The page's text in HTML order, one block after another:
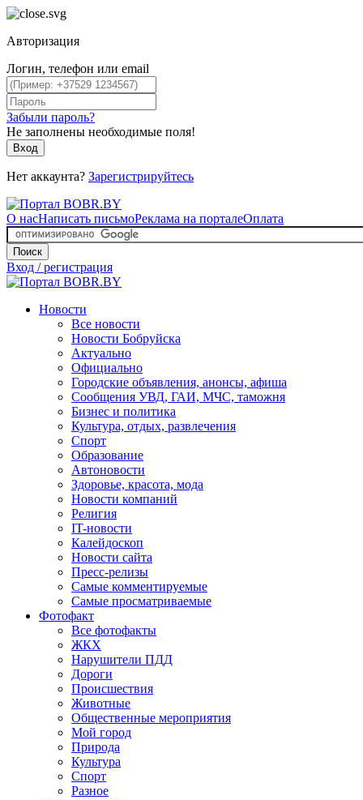
Авторизация
Логин, телефон или email
Забыли пароль?
Не заполнены необходимые поля!
Вход
Нет аккаунта? Зарегистрируйтесь
О насНаписать письмоРеклама на порталеОплата
Поиск
Вход / регистрация
Новости
Все новости
Новости Бобруйска
Актуально
Официально
Городские объявления, анонсы, афиша
Сообщения УВД, ГАИ, МЧС, таможня
Бизнес и политика
Культура, отдых, развлечения
Спорт
Образование
Автоновости
Здоровье, красота, мода
Новости компаний
Религия
IT-новости
Калейдоскоп
Новости сайта
Пресс-релизы
Самые комментируемые
Самые просматриваемые
Фотофакт
Все фотофакты
ЖКХ
Нарушители ПДД
Дороги
Происшествия
Животные
Общественные мероприятия
Мой город
Природа
Культура
Спорт
Разное